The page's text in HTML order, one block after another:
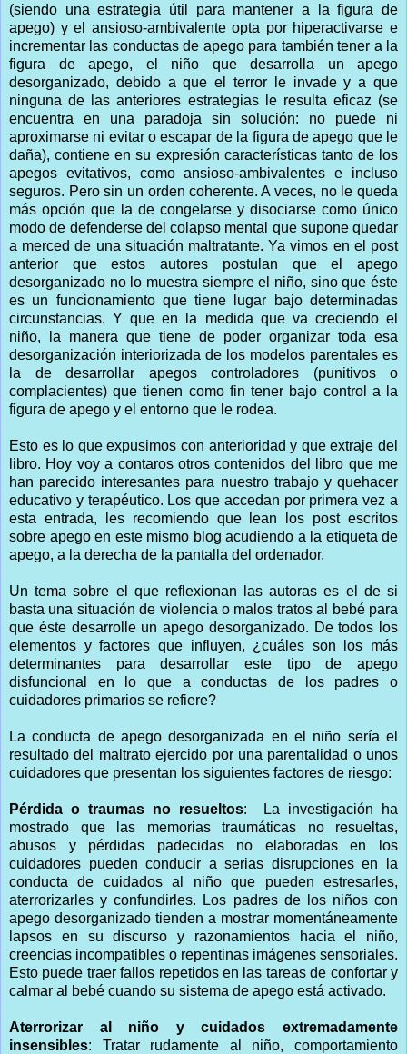
(siendo una estrategia útil para mantener a la figura de
apego) y el ansioso-ambivalente opta por hiperactivarse e
incrementar las conductas de apego para también tener a la
figura de apego, el niño que desarrolla un apego
desorganizado, debido a que el terror le invade y a que
ninguna de las anteriores estrategias le resulta eficaz (se
encuentra en una paradoja sin solución: no puede ni
aproximarse ni evitar o escapar de la figura de apego que le
daña), contiene en su expresión características tanto de los
apegos evitativos, como ansioso-ambivalentes e incluso
seguros. Pero sin un orden coherente. A veces, no le queda
más opción que la de congelarse y disociarse como único
modo de defenderse del colapso mental que supone quedar
a merced de una situación maltratante. Ya vimos en el post
anterior que estos autores postulan que el apego
desorganizado no lo muestra siempre el niño, sino que éste
es un funcionamiento que tiene lugar bajo determinadas
circunstancias. Y que en la medida que va creciendo el
niño, la manera que tiene de poder organizar toda esa
desorganización interiorizada de los modelos parentales es
la de desarrollar apegos controladores (punitivos o
complacientes) que tienen como fin tener bajo control a la
figura de apego y el entorno que le rodea.
Esto es lo que expusimos con anterioridad y que extraje del
libro. Hoy voy a contaros otros contenidos del libro que me
han parecido interesantes para nuestro trabajo y quehacer
educativo y terapéutico. Los que accedan por primera vez a
esta entrada, les recomiendo que lean los post escritos
sobre apego en este mismo blog acudiendo a la etiqueta de
apego, a la derecha de la pantalla del ordenador.
Un tema sobre el que reflexionan las autoras es el de si
basta una situación de violencia o malos tratos al bebé para
que éste desarrolle un apego desorganizado. De todos los
elementos y factores que influyen, ¿cuáles son los más
determinantes para desarrollar este tipo de apego
disfuncional en lo que a conductas de los padres o
cuidadores primarios se refiere?
La conducta de apego desorganizada en el niño sería el
resultado del maltrato ejercido por una parentalidad o unos
cuidadores que presentan los siguientes factores de riesgo:
Pérdida o traumas no resueltos: La investigación ha
mostrado que las memorias traumáticas no resueltas,
abusos y pérdidas padecidas no elaboradas en los
cuidadores pueden conducir a serias disrupciones en la
conducta de cuidados al niño que pueden estresarles,
aterrorizarles y confundirles. Los padres de los niños con
apego desorganizado tienden a mostrar momentáneamente
lapsos en su discurso y razonamientos hacia el niño,
creencias incompatibles o repentinas imágenes sensoriales.
Esto puede traer fallos repetidos en las tareas de confortar y
calmar al bebé cuando su sistema de apego está activado.
Aterrorizar al niño y cuidados extremadamente
insensibles: Tratar rudamente al niño, comportamiento